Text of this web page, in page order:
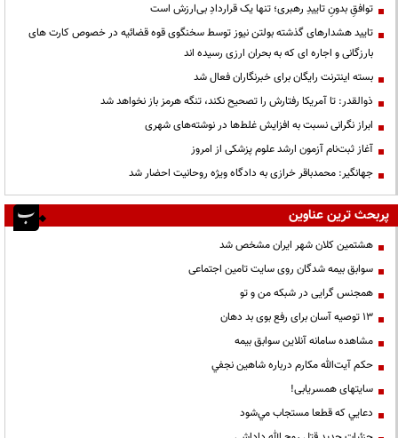
توافقِ بدونِ تاییدِ رهبری؛ تنها یک قراردادِ بی‌ارزش است
تایید هشدارهای گذشته بولتن نیوز توسط سخنگوی قوه قضائیه در خصوص کارت های
بارزگانی و اجاره ای که به بحران ارزی رسیده اند
بسته اینترنت رایگان برای خبرنگاران فعال شد
ذوالقدر: تا آمریکا رفتارش را تصحیح نکند، تنگه هرمز باز نخواهد شد
ابراز نگرانی نسبت به افزایش غلط‌ها در نوشته‌های شهری
آغاز ثبت‌نام آزمون ارشد علوم پزشکی از امروز
جهانگیر: محمدباقر خرازی به دادگاه ویژه روحانیت احضار شد
پربحث ترین عناوین
هشتمین کلان شهر ایران مشخص شد
سوابق بیمه شدگان روی سایت تامین اجتماعی
همجنس گرایی در شبکه من و تو
13 توصیه آسان برای رفع بوی بد دهان
مشاهده سامانه آنلاين سوابق بیمه
حكم آيت‌الله مكارم درباره شاهين نجفي
سایتهای همسریابی!
دعايي كه قطعا مستجاب مي‌شود